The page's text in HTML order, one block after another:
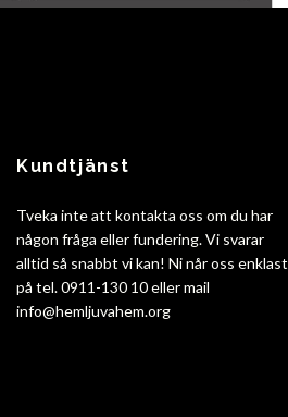
Kundtjänst
Tveka inte att kontakta oss om du har
någon fråga eller fundering. Vi svarar
alltid så snabbt vi kan! Ni når oss enklast
på tel. 0911-130 10 eller mail
info@hemljuvahem.org